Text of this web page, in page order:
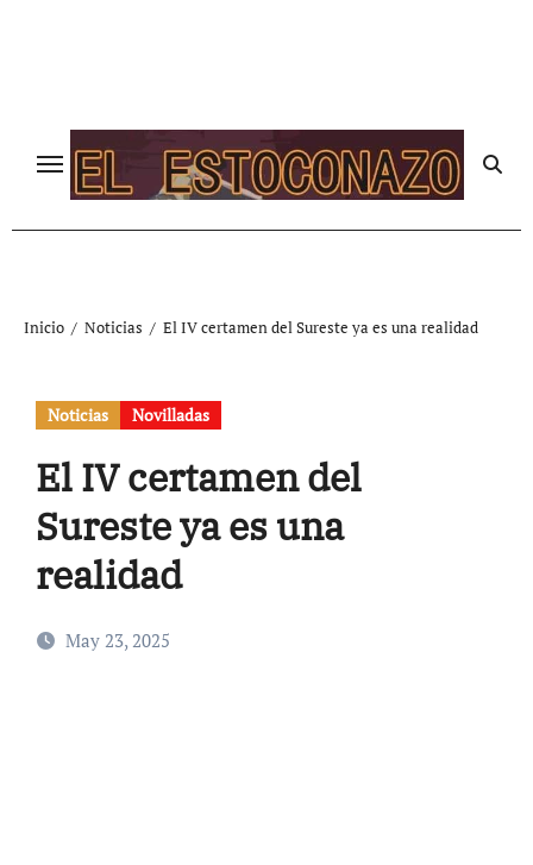
Inicio Noticias El IV certamen del Sureste ya es una realidad
Noticias Novilladas
El IV certamen del
Sureste ya es una
realidad
May 23, 2025